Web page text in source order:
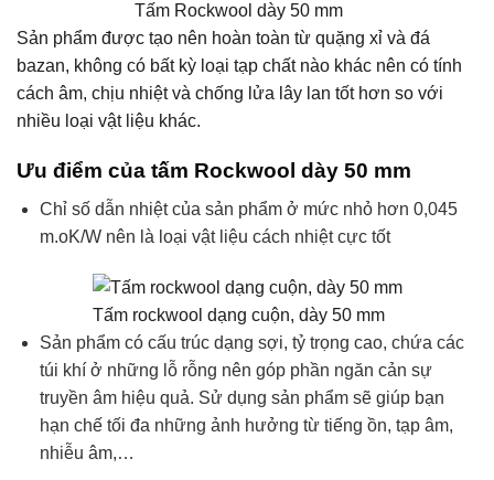
Tấm Rockwool dày 50 mm
Sản phẩm được tạo nên hoàn toàn từ quặng xỉ và đá
bazan, không có bất kỳ loại tạp chất nào khác nên có tính
cách âm, chịu nhiệt và chống lửa lây lan tốt hơn so với
nhiều loại vật liệu khác.
Ưu điểm của tấm Rockwool dày 50 mm
Chỉ số dẫn nhiệt của sản phẩm ở mức nhỏ hơn 0,045
m.oK/W nên là loại vật liệu cách nhiệt cực tốt
Tấm rockwool dạng cuộn, dày 50 mm
Sản phẩm có cấu trúc dạng sợi, tỷ trọng cao, chứa các
túi khí ở những lỗ rỗng nên góp phần ngăn cản sự
truyền âm hiệu quả. Sử dụng sản phẩm sẽ giúp bạn
hạn chế tối đa những ảnh hưởng từ tiếng ồn, tạp âm,
nhiễu âm,…